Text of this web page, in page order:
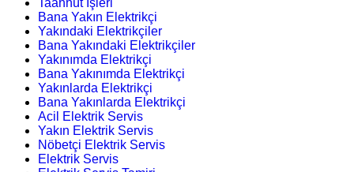
Bana Yakın Elektrikçi
Yakındaki Elektrikçiler
Bana Yakındaki Elektrikçiler
Yakınımda Elektrikçi
Bana Yakınımda Elektrikçi
Yakınlarda Elektrikçi
Bana Yakınlarda Elektrikçi
Acil Elektrik Servis
Yakın Elektrik Servis
Nöbetçi Elektrik Servis
Elektrik Servis